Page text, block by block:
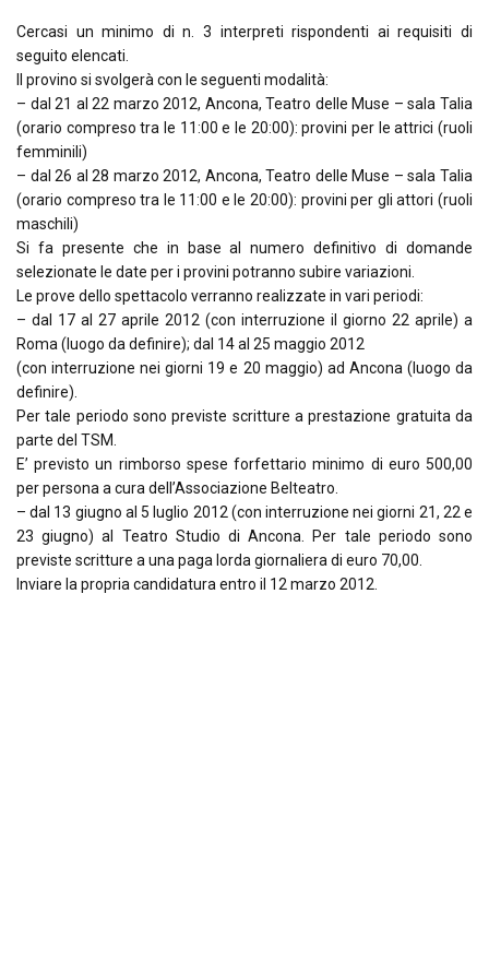
Cercasi un minimo di n. 3 interpreti rispondenti ai requisiti di
seguito elencati.
Il provino si svolgerà con le seguenti modalità:
– dal 21 al 22 marzo 2012, Ancona, Teatro delle Muse – sala Talia
(orario compreso tra le 11:00 e le 20:00): provini per le attrici (ruoli
femminili)
– dal 26 al 28 marzo 2012, Ancona, Teatro delle Muse – sala Talia
(orario compreso tra le 11:00 e le 20:00): provini per gli attori (ruoli
maschili)
Si fa presente che in base al numero definitivo di domande
selezionate le date per i provini potranno subire variazioni.
Le prove dello spettacolo verranno realizzate in vari periodi:
– dal 17 al 27 aprile 2012 (con interruzione il giorno 22 aprile) a
Roma (luogo da definire); dal 14 al 25 maggio 2012
(con interruzione nei giorni 19 e 20 maggio) ad Ancona (luogo da
definire).
Per tale periodo sono previste scritture a prestazione gratuita da
parte del TSM.
E’ previsto un rimborso spese forfettario minimo di euro 500,00
per persona a cura dell’Associazione Belteatro.
– dal 13 giugno al 5 luglio 2012 (con interruzione nei giorni 21, 22 e
23 giugno) al Teatro Studio di Ancona. Per tale periodo sono
previste scritture a una paga lorda giornaliera di euro 70,00.
Inviare la propria candidatura entro il 12 marzo 2012.